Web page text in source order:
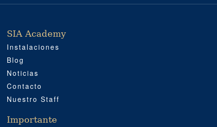
SIA ACADEMY
IMPORTANTE
PROFESIONAL
SOCIAL MEDIA
UBICACIÓN
SIA Academy
Instalaciones
Blog
Noticias
Contacto
Nuestro Staff
Importante